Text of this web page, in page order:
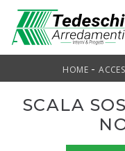
HOME-
SCALA